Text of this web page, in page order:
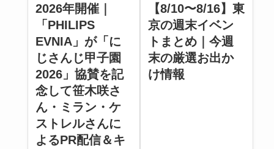
2026年開催｜
「PHILIPS
EVNIA」が「に
じさんじ甲子園
2026」協賛を記
念して笹木咲さ
ん・ミラン・ケ
ストレルさんに
よるPR配信＆キ
【8/10〜8/16】東
京の週末イベン
トまとめ｜今週
末の厳選お出か
け情報